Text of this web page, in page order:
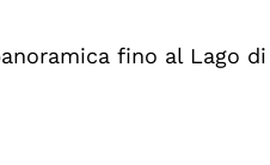
fino al Lago